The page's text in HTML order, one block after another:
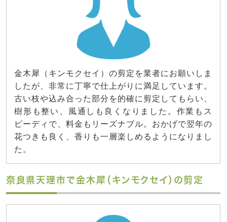
金木犀（キンモクセイ）の剪定を業者にお願いしま
したが、非常に丁寧で仕上がりに満足しています。
古い枝や込み合った部分を的確に剪定してもらい、
樹形も整い、風通しも良くなりました。作業もス
ピーディで、料金もリーズナブル。おかげで翌年の
花つきも良く、香りも一層楽しめるようになりまし
た。
奈良県天理市で金木犀（キンモクセイ）の剪定